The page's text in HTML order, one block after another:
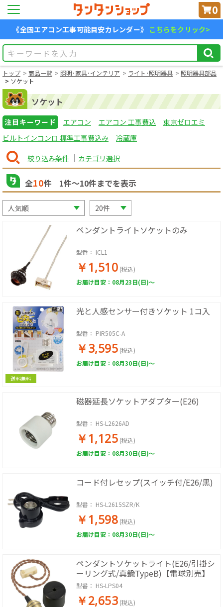
0
《全国エアコン工事可能目安カレンダー》 こちらをクリック>
トップ 商品一覧 照明･家具･インテリア ライト･照明器具
照明器具部品
ソケット
ソケット
注目キーワード エアコン エアコン 工事費込
東京ゼロエミ
ビルトインコンロ 標準工事費込み
冷蔵庫
絞り込み条件 カテゴリ選択
全10件 1件〜10件までを表示
ペンダントライトソケットのみ
型番： ICL1
￥1,510 (税込)
お届け目安：08月23日(日)～
送料無料
光と人感センサー付きソケット 1コ入
型番： PIR505C-A
￥3,595 (税込)
お届け目安：08月30日(日)～
磁器延長ソケットアダプター(E26)
型番： HS-L2626AD
￥1,125 (税込)
お届け目安：08月30日(日)～
コード付レセップ(スイッチ付/E26/黒)
型番： HS-L2615SZR/K
￥1,598 (税込)
お届け目安：08月30日(日)～
ペンダントソケットライト(E26/引掛シ
ーリング式/真鍮TypeB)【電球別売】
型番： HS-LPS04
￥2,653 (税込)